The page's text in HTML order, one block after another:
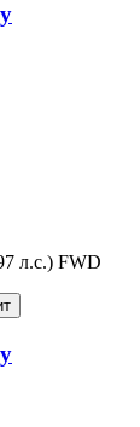
л.с.) FWD